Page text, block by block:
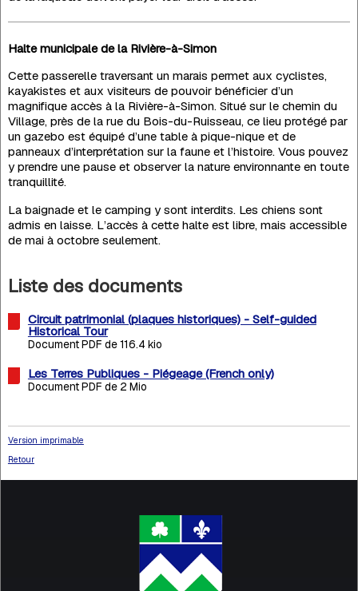
Halte municipale de la Rivière-à-Simon
Cette passerelle traversant un marais permet aux cyclistes,
kayakistes et aux visiteurs de pouvoir bénéficier d’un
magnifique accès à la Rivière-à-Simon. Situé sur le chemin du
Village, près de la rue du Bois-du-Ruisseau, ce lieu protégé par
un gazebo est équipé d’une table à pique-nique et de
panneaux d’interprétation sur la faune et l’histoire. Vous pouvez
y prendre une pause et observer la nature environnante en toute
tranquillité.
La baignade et le camping y sont interdits. Les chiens sont
admis en laisse. L’accès à cette halte est libre, mais accessible
de mai à octobre seulement.
Liste des documents
Circuit patrimonial (plaques historiques) - Self-guided
Historical Tour
Document PDF de 116.4 kio
Les Terres Publiques - Piégeage (French only)
Document PDF de 2 Mio
Version imprimable
Retour